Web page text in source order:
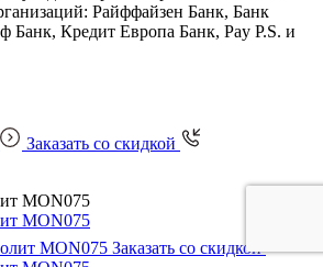
Райффайзен Банк, Банк
Банк, Кредит Европа Банк, Pay P.S. и
Заказать со скидкой
MON075
MON075
Заказать со скидкой